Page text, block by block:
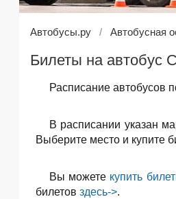
Автобусы.ру Автобусная
Билеты на автобус
Расписание автобусов
В расписании указан
Выберите место и купите
Вы можете купить
билетов здесь->.